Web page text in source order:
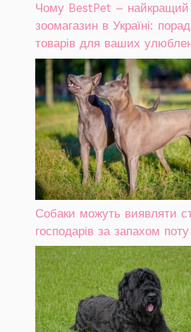
Чому BestPet – найкращий
зоомагазин в Україні:
товарів для ваших
Собаки можуть виявляти
господарів за запахом